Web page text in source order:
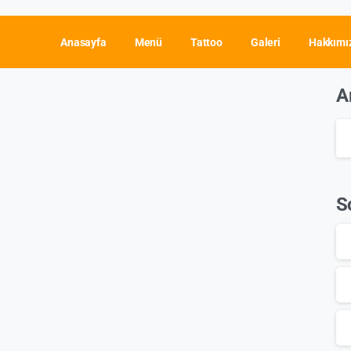
Anasayfa Menü Tattoo Galeri